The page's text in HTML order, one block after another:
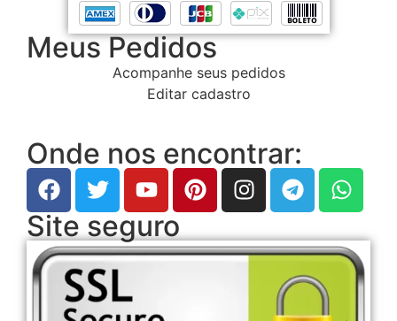
Meus Pedidos
Acompanhe seus pedidos
Editar cadastro
Onde nos encontrar:
Site seguro